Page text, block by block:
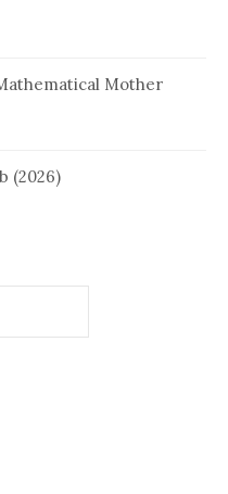
Mother
(2026)